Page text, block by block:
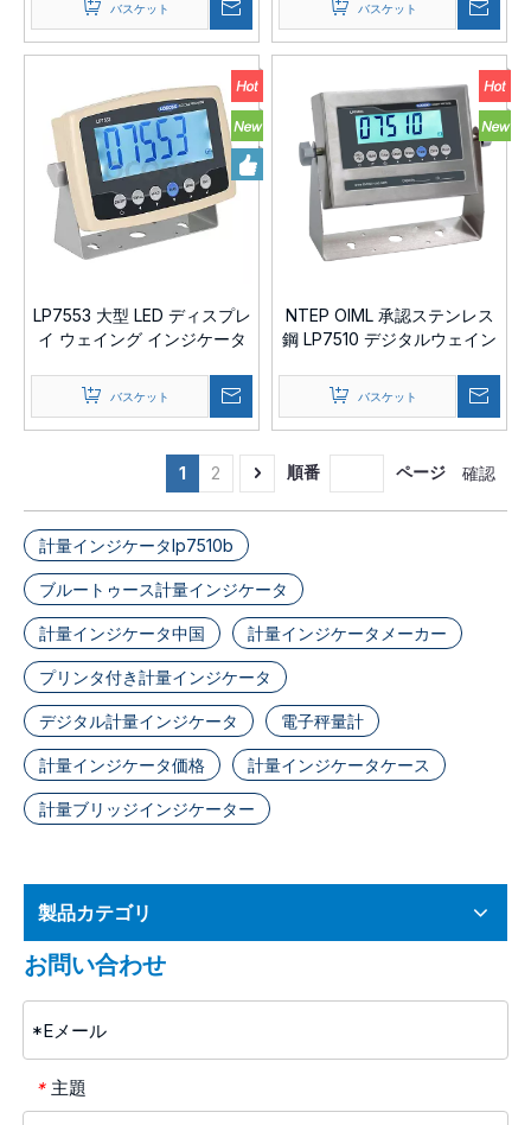
バスケット バスケット
LP7553 大型 LED ディスプレ
イ ウェイング インジケータ
バスケット
NTEP OIML 承認ステンレス
鋼 LP7510 デジタルウェイン
バスケット
1 2 順番 ページ 確認
計量インジケータlp7510b
ブルートゥース計量インジケータ
計量インジケータ中国 計量インジケータメーカー
プリンタ付き計量インジケータ
デジタル計量インジケータ 電子秤量計
計量インジケータ価格 計量インジケータケース
計量ブリッジインジケーター
製品カテゴリ
お問い合わせ
* 主題